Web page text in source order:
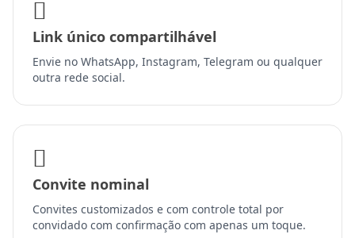
Link único compartilhável
Envie no WhatsApp, Instagram, Telegram ou qualquer
outra rede social.
Convite nominal
Convites customizados e com controle total por
convidado com confirmação com apenas um toque.